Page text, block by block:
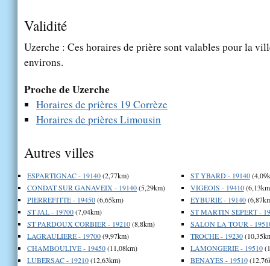
Validité
Uzerche : Ces horaires de prière sont valables pour la
environs.
Proche de Uzerche
Horaires de prières 19 Corrèze
Horaires de prières Limousin
Autres villes
ESPARTIGNAC - 19140(2,77km)
CONDAT SUR GANAVEIX - 19140(5,29km)
PIERREFITTE - 19450(6,65km)
ST JAL - 19700(7,04km)
ST PARDOUX CORBIER - 19210(8,8km)
LAGRAULIERE - 19700(9,97km)
CHAMBOULIVE - 19450(11,08km)
LUBERSAC - 19210(12,63km)
ST YBARD - 19140
VIGEOIS - 19410
EYBURIE - 19140
ST MARTIN SEPERT -
SALON LA TOUR -
TROCHE - 19230
LAMONGERIE - 19510
BENAYES - 19510